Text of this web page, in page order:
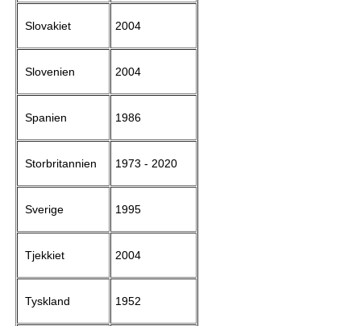
Slovakiet 2004
Slovenien 2004
Spanien 1986
Storbritannien 1973 - 2020
Sverige 1995
Tjekkiet 2004
Tyskland 1952